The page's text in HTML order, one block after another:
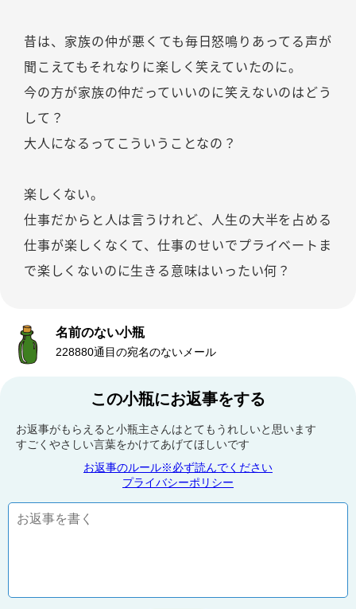
昔は、家族の仲が悪くても毎日怒鳴りあってる声が
聞こえてもそれなりに楽しく笑えていたのに。
今の方が家族の仲だっていいのに笑えないのはどう
して？
大人になるってこういうことなの？
楽しくない。
仕事だからと人は言うけれど、人生の大半を占める
仕事が楽しくなくて、仕事のせいでプライベートま
で楽しくないのに生きる意味はいったい何？
名前のない小瓶
228880通目の宛名のないメール
この小瓶にお返事をする
お返事がもらえると小瓶主さんはとてもうれしいと思います
すごくやさしい言葉をかけてあげてほしいです
お返事のルール※必ず読んでください
プライバシーポリシー